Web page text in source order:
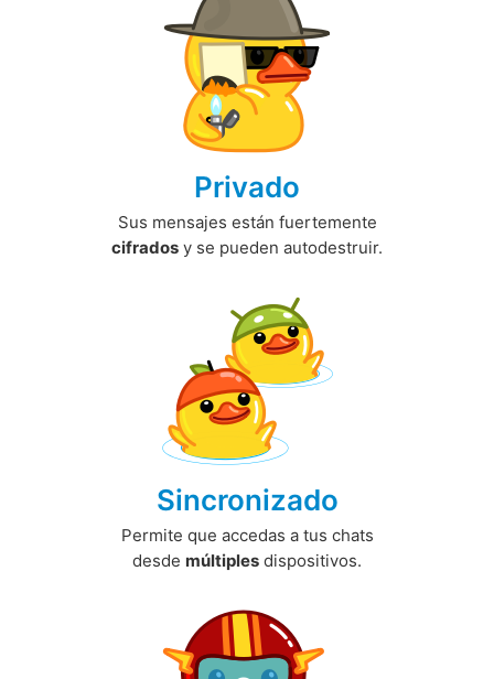
Privado
Sus mensajes están fuertemente
cifrados y se pueden autodestruir.
Sincronizado
Permite que accedas a tus chats
desde múltiples dispositivos.